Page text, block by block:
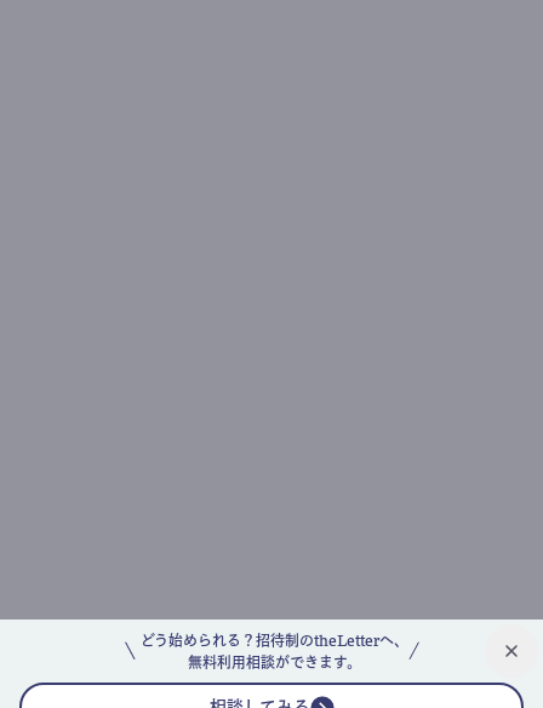
どう始められる？招待制のtheLetterへ、
無料利用相談ができます。